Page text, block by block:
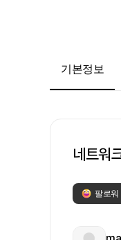
기본정보
네트워
팔로워